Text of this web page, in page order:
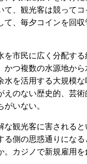
、観光客は競ってコ
、毎夕コインを回
市民に広く分配す
つ複数の水源地か
を活用する大規模
のない歴史的、芸
いない。
観光客に害される
側の思惑通りにな
カジノで新規雇用